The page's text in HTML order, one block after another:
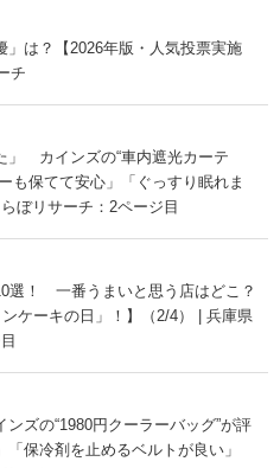
」は？【2026年版・人気投票実施
チ
」 カインズの“車内遮光カーテ
も保てて安心」「ぐっすり眠れま
ぼリサーチ：2ページ目
選！ 一番うまいと思う店はどこ？
ンケーキの日」！】（2/4） | 兵庫県
ズの“1980円クーラーバッグ”が評
保冷剤を止めるベルトが良い」